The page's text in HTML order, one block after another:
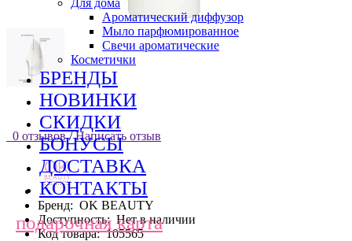
Для дома
Ароматический диффузор
Мыло парфюмированное
Свечи ароматические
Косметички
БРЕНДЫ
НОВИНКИ
СКИДКИ
БОНУСЫ
ДОСТАВКА
КОНТАКТЫ
подарочная карта
0 отзывов / Написать отзыв
Бренд: OK BEAUTY
Доступность: Нет в наличии
Код товара: 105565